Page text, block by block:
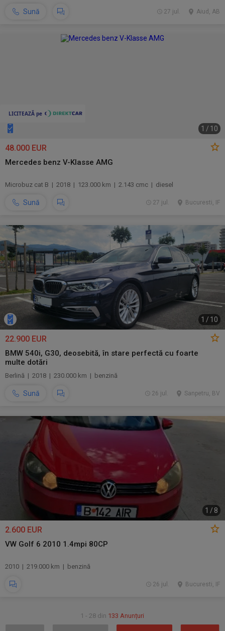
Sună Aiud, AB
27 jul.
1 / 10
48.000 EUR
Mercedes benz V-Klasse AMG
Microbuz cat B | 2018 | 123.000 km | 2.143 cmc | diesel
Sună Bucuresti, IF
27 jul.
1 / 10
22.900 EUR
BMW 540i, G30, deosebită, în stare perfectă cu foarte
multe dotări
Berlină | 2018 | 230.000 km | benzină
Sună Sanpetru, BV
26 jul.
1 / 8
2.600 EUR
VW Golf 6 2010 1.4mpi 80CP
2010 | 219.000 km | benzină
Bucuresti, IF
26 jul.
1 - 28 din 133 Anunțuri